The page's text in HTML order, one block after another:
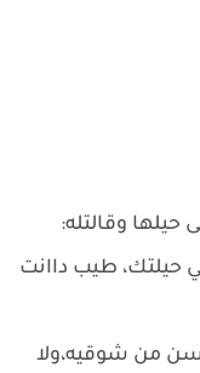
وقالتله:
حيلتك، طيب داانت
كلها مهلقاشي احسن من شوقيه،ولا